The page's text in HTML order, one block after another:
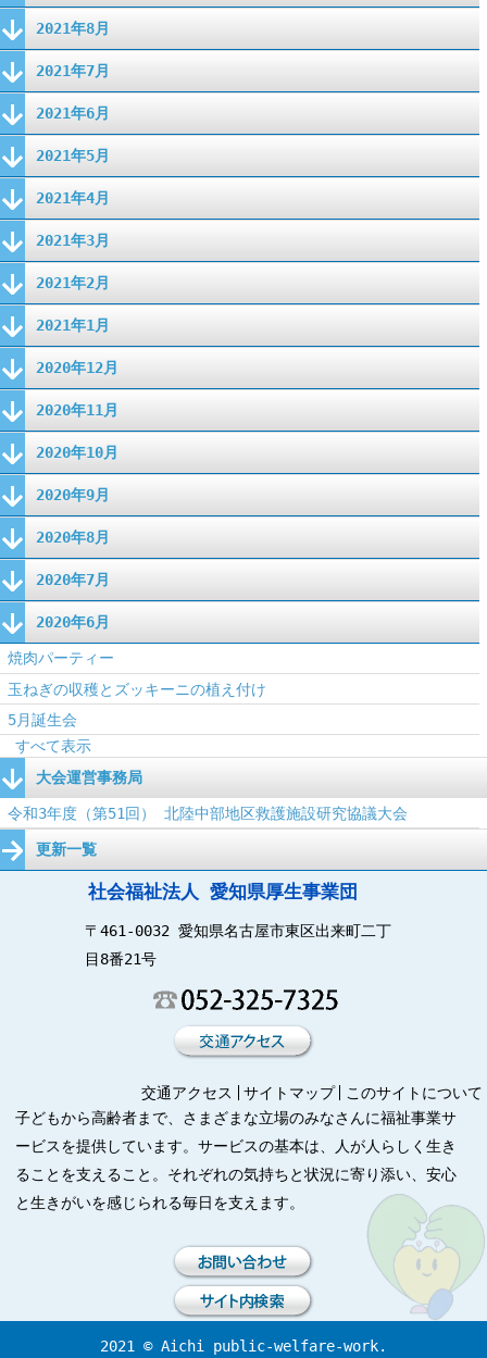
2021年8月
2021年7月
2021年6月
2021年5月
2021年4月
2021年3月
2021年2月
2021年1月
2020年12月
2020年11月
2020年10月
2020年9月
2020年8月
2020年7月
2020年6月
焼肉パーティー
玉ねぎの収穫とズッキーニの植え付け
5月誕生会
すべて表示
大会運営事務局
令和3年度（第51回） 北陸中部地区救護施設研究協議大会
更新一覧
社会福祉法人 愛知県厚生事業団
〒461-0032 愛知県名古屋市東区出来町二丁
目8番21号
交通アクセス サイトマップ
このサイトについて
子どもから高齢者まで、さまざまな立場のみなさんに福祉事業サ
ービスを提供しています。サービスの基本は、人が人らしく生き
ることを支えること。それぞれの気持ちと状況に寄り添い、安心
と生きがいを感じられる毎日を支えます。
2021 © Aichi public-welfare-work.